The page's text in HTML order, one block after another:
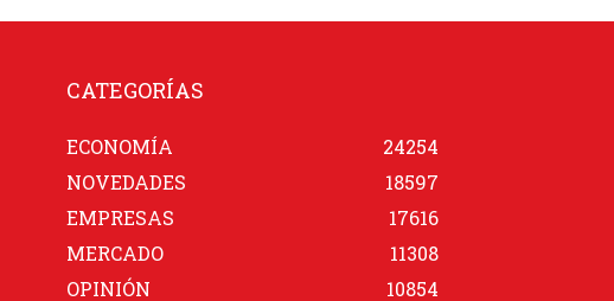
CATEGORÍAS
ECONOMÍA
24254
NOVEDADES
18597
EMPRESAS
17616
MERCADO
11308
OPINIÓN
10854